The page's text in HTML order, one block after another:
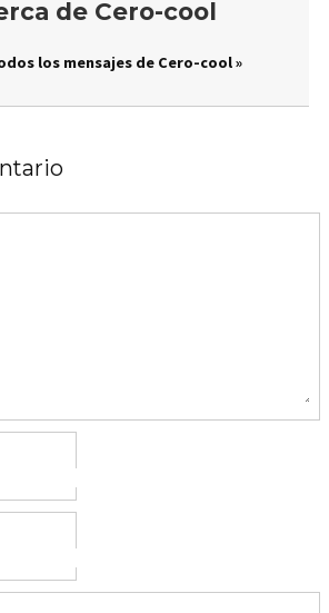
de Cero-cool
los mensajes de Cero-cool »